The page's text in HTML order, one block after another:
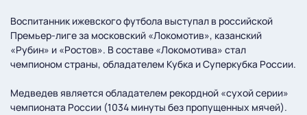
Воспитанник ижевского футбола выступал в российской
Премьер-лиге за московский «Локомотив», казанский
«Рубин» и «Ростов». В составе «Локомотива» стал
чемпионом страны, обладателем Кубка и Суперкубка России.
Медведев является обладателем рекордной «сухой серии»
чемпионата России (1034 минуты без пропущенных мячей).